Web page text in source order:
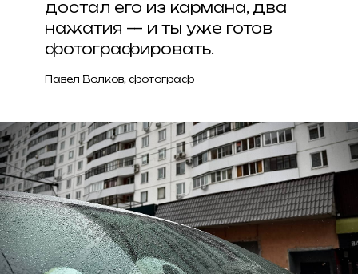
достал его из кармана, два
нажатия — и ты уже готов
фотографировать.
Павел Волков, фотограф
ВСЕ ЗАПИСИ
ИНФОРМАЦИОННЫЕ ПАРТНЕРЫ